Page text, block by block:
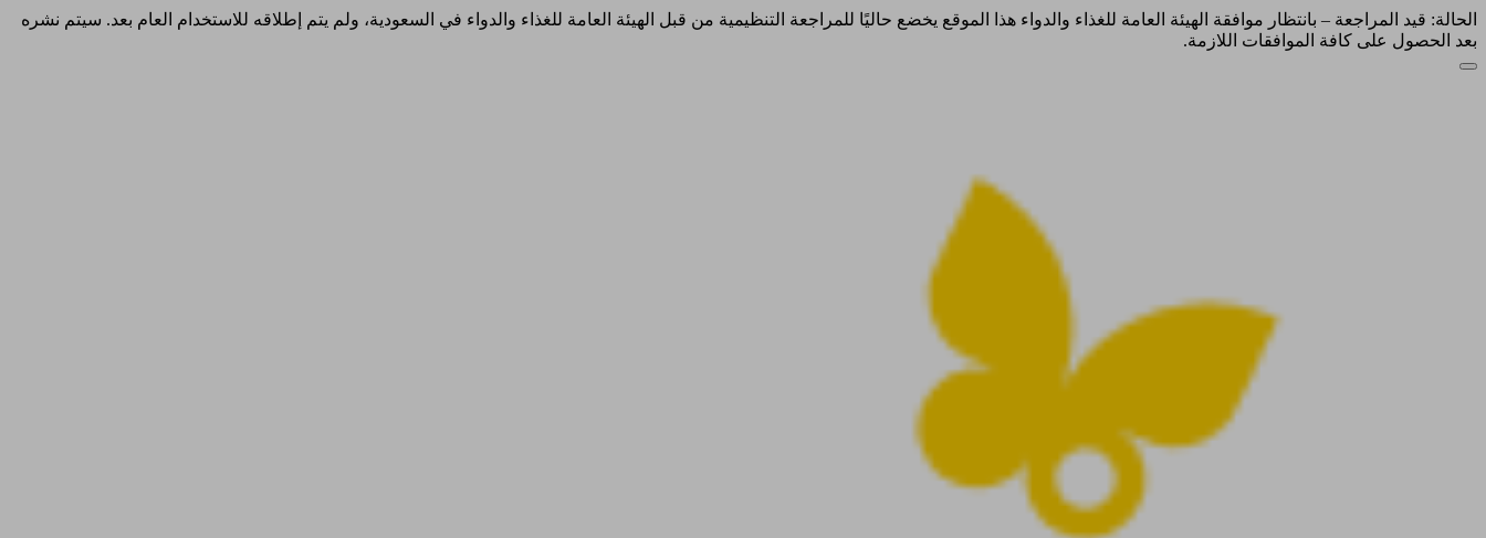
الحالة: قيد المراجعة – بانتظار موافقة الهيئة العامة للغذاء والدواء هذا الموقع يخضع حاليًا للمراجعة التنظيمية من قبل الهيئة العامة للغذاء والدواء في السعودية، ولم يتم إطلاقه للاستخدام العام بعد. سيتم نشره
بعد الحصول على كافة الموافقات اللازمة.